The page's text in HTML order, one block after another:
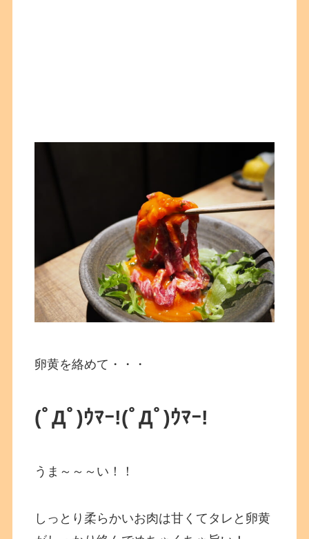
卵黄を絡めて・・・
(ﾟДﾟ)ｳﾏｰ!(ﾟДﾟ)ｳﾏｰ!
うま～～～い！！
しっとり柔らかいお肉は甘くてタレと卵黄